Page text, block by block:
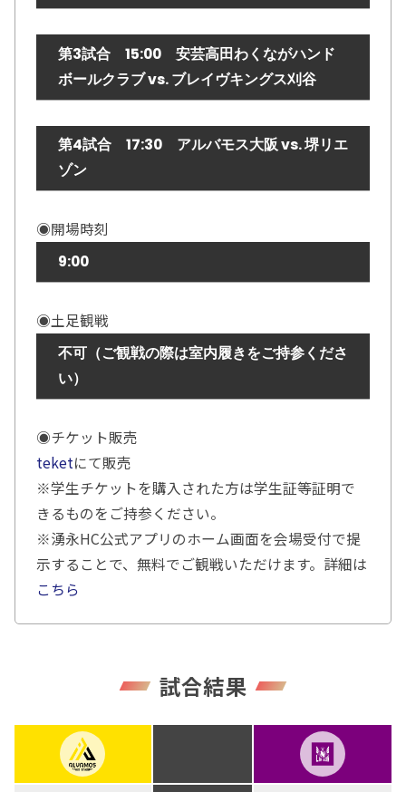
第3試合 15:00 安芸高田わくながハンド
ボールクラブ vs. ブレイヴキングス刈谷
第4試合 17:30 アルバモス大阪 vs. 堺リエ
ゾン
◉開場時刻
9:00
◉土足観戦
不可（ご観戦の際は室内履きをご持参くださ
い）
◉チケット販売
teketにて販売
※学生チケットを購入された方は学生証等証明で
きるものをご持参ください。
※湧永HC公式アプリのホーム画面を会場受付で提
示することで、無料でご観戦いただけます。詳細は
こちら
試合結果